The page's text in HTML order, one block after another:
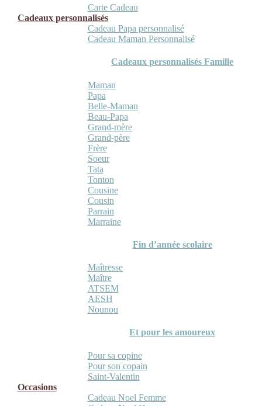
Carte Cadeau
Cadeaux personnalisés
Cadeau Papa personnalisé
Cadeau Maman Personnalisé
Cadeaux personnalisés Famille
Maman
Papa
Belle-Maman
Beau-Papa
Grand-mère
Grand-père
Frère
Soeur
Tata
Tonton
Cousine
Cousin
Parrain
Marraine
Fin d’année scolaire
Maîtresse
Maître
ATSEM
AESH
Nounou
Et pour les amoureux
Pour sa copine
Pour son copain
Saint-Valentin
Occasions
Cadeau Noel Femme